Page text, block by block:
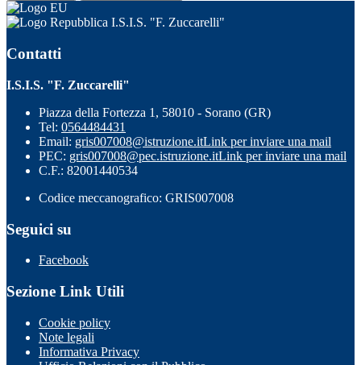
I.S.I.S. "F. Zuccarelli"
Contatti
I.S.I.S. "F. Zuccarelli"
Piazza della Fortezza 1, 58010 - Sorano (GR)
Tel: 0564484431
Email: gris007008@istruzione.itLink per inviare una mail
PEC: gris007008@pec.istruzione.itLink per inviare una mail
C.F.: 82001440534
Codice meccanografico: GRIS007008
Seguici su
Facebook
Sezione Link Utili
Cookie policy
Note legali
Informativa Privacy